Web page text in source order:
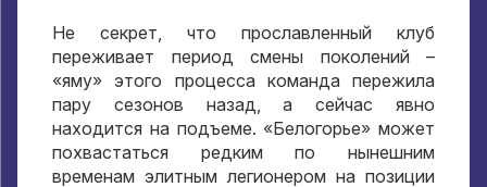
Не секрет, что прославленный клуб
переживает период смены поколений –
«яму» этого процесса команда пережила
пару сезонов назад, а сейчас явно
находится на подъеме. «Белогорье» может
похвастаться редким по нынешним
временам элитным легионером на позиции